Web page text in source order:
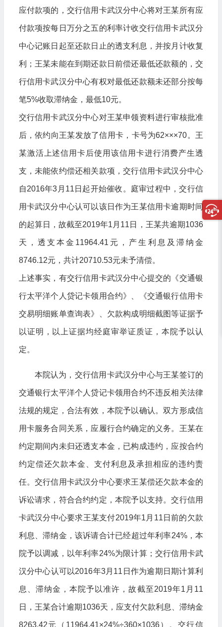
应付款项的，交行信用卡武汉分中心将对王某所有应
付款项按每日万分之五的利率计收交行信用卡武汉分
中心记账日起至还款日止的透支利息，并按月计收复
利；王某未能在到期还款日前偿还最低还款额的，交
行信用卡武汉分中心有权对最低还款额未还部分按每
笔5%收取滞纳金，最低10元。
交行信用卡武汉分中心对王某申领资料进行审核批准
后，依约向王某发放了信用卡，卡号为62×××70。王
某激活上述信用卡后使用该信用卡进行消费产生透
支，未能依约偿还相关款项，交行信用卡武汉分中心
自2016年3月11日起开始催收。庭审过程中，交行信
用卡武汉分中心认可以该日作为王某信用卡逾期时间
的起算日，故截至2019年1月11日，王某共逾期1036
天，透支本金11964.41元，产生利息及滞纳金
8746.12元，共计20710.53元未予清偿。
上述事实，有交行信用卡武汉分中心提交的《交通银
行太平洋个人贷记卡领用合约》、《交通银行信用卡
交易明细账单查询表》、欠款构成明细截图等证据予
以证明，以上证据均经庭审举证质证，本院予以认
定。
本院认为，交行信用卡武汉分中心与王某签订的
交通银行太平洋个人贷记卡领用合约不违反相关法律
法规的规定，合法有效，本院予以确认。双方形成信
用卡服务合同关系，应履行合约确定的义务。王某在
约定期间内未归还透支本金，已构成违约，应按合约
约定偿还欠款本金、支付利息及承担相应的违约责
任。交行信用卡武汉分中心要求王某偿还欠款本金的
诉讼请求，符合合约约定，本院予以支持。交行信用
卡武汉分中心要求王某支付2019年1月11日前的欠款
利息、滞纳金，该诉请合计已经超过年利率24%，本
院予以调减，以年利率24%为限计算；交行信用卡武
汉分中心认可以2016年3月11日作为逾期日期计算利
息、滞纳金，本院予以准许，故截至2019年1月11
日，王某合计逾期1036天，应支付欠款利息、滞纳金
8263.42元（11964.41×24%÷360×1036）。交行信